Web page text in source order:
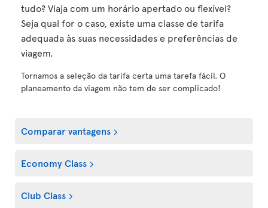
tudo? Viaja com um horário apertado ou flexível?
Seja qual for o caso, existe uma classe de tarifa
adequada às suas necessidades e preferências de
viagem.
Tornamos a seleção da tarifa certa uma tarefa fácil. O
planeamento da viagem não tem de ser complicado!
Comparar vantagens
Economy Class
Club Class